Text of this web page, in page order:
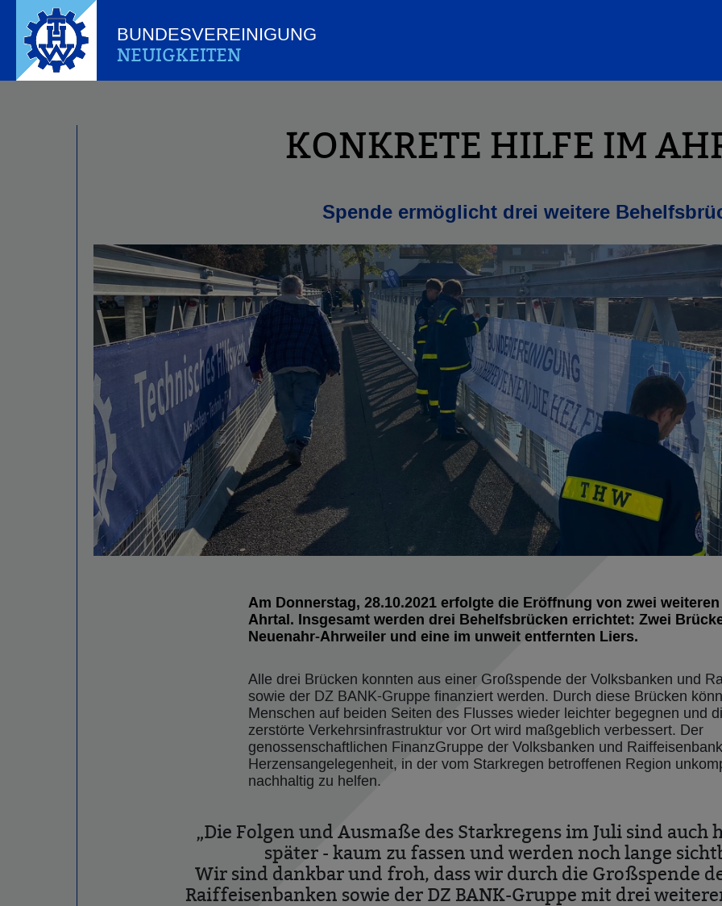
BUNDESVEREINIGUNG
NEUIGKEITEN
KONKRETE HILFE IM
Spende ermöglicht drei weitere
Am Donnerstag, 28.10.2021 erfolgte die Eröffnung von zwei
Ahrtal. Insgesamt werden drei Behelfsbrücken errichtet: Zwei
Neuenahr-Ahrweiler und eine im unweit entfernten Liers.
Alle drei Brücken konnten aus einer Großspende der Volksbanken und
sowie der DZ BANK-Gruppe finanziert werden. Durch diese Brücken
Menschen auf beiden Seiten des Flusses wieder leichter begegnen und
zerstörte Verkehrsinfrastruktur vor Ort wird maßgeblich verbessert. Der
genossenschaftlichen FinanzGruppe der Volksbanken und
Herzensangelegenheit, in der vom Starkregen betroffenen Region
nachhaltig zu helfen.
„Die Folgen und Ausmaße des Starkregens im Juli sind auch
später - kaum zu fassen und werden noch lange
Wir sind dankbar und froh, dass wir durch die Großspende
Raiffeisenbanken sowie der DZ BANK-Gruppe mit drei